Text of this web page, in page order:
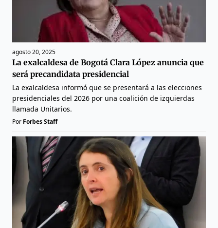
agosto 20, 2025
La exalcaldesa de Bogotá Clara López anuncia que
será precandidata presidencial
La exalcaldesa informó que se presentará a las elecciones
presidenciales del 2026 por una coalición de izquierdas
llamada Unitarios.
Por Forbes Staff